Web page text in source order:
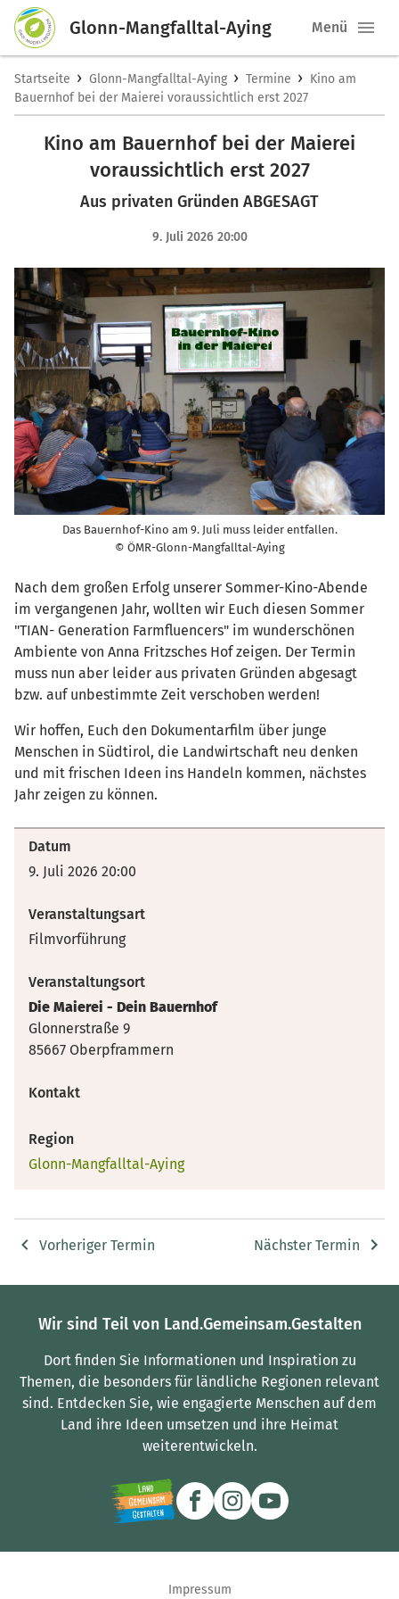
Glonn-Mangfalltal-Aying Menü
Startseite › Glonn-Mangfalltal-Aying › Termine › Kino am
Bauernhof bei der Maierei voraussichtlich erst 2027
Kino am Bauernhof bei der Maierei
voraussichtlich erst 2027
Aus privaten Gründen ABGESAGT
9. Juli 2026 20:00
Das Bauernhof-Kino am 9. Juli muss leider entfallen.
© ÖMR-Glonn-Mangfalltal-Aying
Nach dem großen Erfolg unserer Sommer-Kino-Abende
im vergangenen Jahr, wollten wir Euch diesen Sommer
"TIAN- Generation Farmfluencers" im wunderschönen
Ambiente von Anna Fritzsches Hof zeigen. Der Termin
muss nun aber leider aus privaten Gründen abgesagt
bzw. auf unbestimmte Zeit verschoben werden!
Wir hoffen, Euch den Dokumentarfilm über junge
Menschen in Südtirol, die Landwirtschaft neu denken
und mit frischen Ideen ins Handeln kommen, nächstes
Jahr zeigen zu können.
Datum
9. Juli 2026 20:00
Veranstaltungsart
Filmvorführung
Veranstaltungsort
Die Maierei - Dein Bauernhof
Glonnerstraße 9
85667 Oberpframmern
Kontakt
Region
Glonn-Mangfalltal-Aying
Vorheriger Termin Nächster Termin
Wir sind Teil von Land.Gemeinsam.Gestalten
Dort finden Sie Informationen und Inspiration zu
Themen, die besonders für ländliche Regionen relevant
sind. Entdecken Sie, wie engagierte Menschen auf dem
Land ihre Ideen umsetzen und ihre Heimat
weiterentwickeln.
Impressum